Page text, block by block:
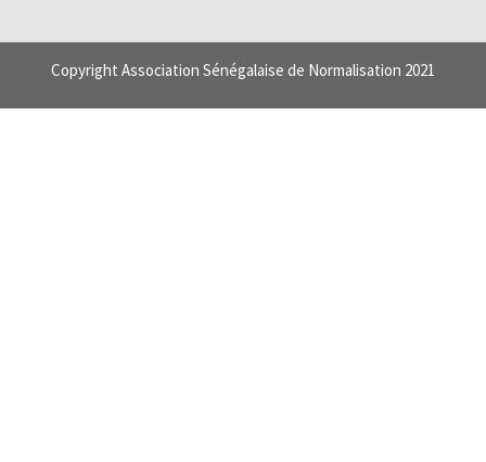
Copyright Association Sénégalaise de Normalisation 2021